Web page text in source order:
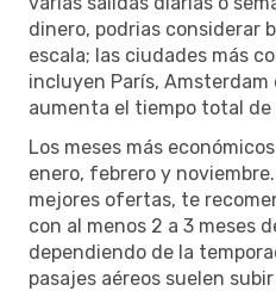
dinero, podrias considerar
escala; las ciudades más
incluyen París, Amsterdam
aumenta el tiempo total de
Los meses más
enero, febrero y
mejores ofertas, te
con al menos 2 a 3 meses
dependiendo de la
pasajes aéreos suelen